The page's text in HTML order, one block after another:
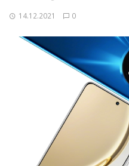
14.12.2021 0